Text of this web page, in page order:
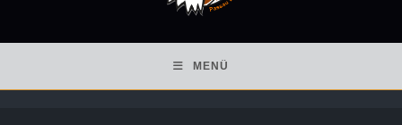
MENÜ